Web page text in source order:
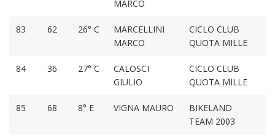
MARCO
83 62 26° C
MARCELLINI
MARCO
CICLO CLUB
QUOTA MILLE
84 36 27° C
CALOSCI
GIULIO
CICLO CLUB
QUOTA MILLE
85 68 8° E VIGNA MAURO
BIKELAND
TEAM 2003